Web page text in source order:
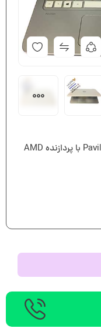
لپ تاپ دست دوم اچ پی Pavilion 15-p224nr با پردازنده AMD